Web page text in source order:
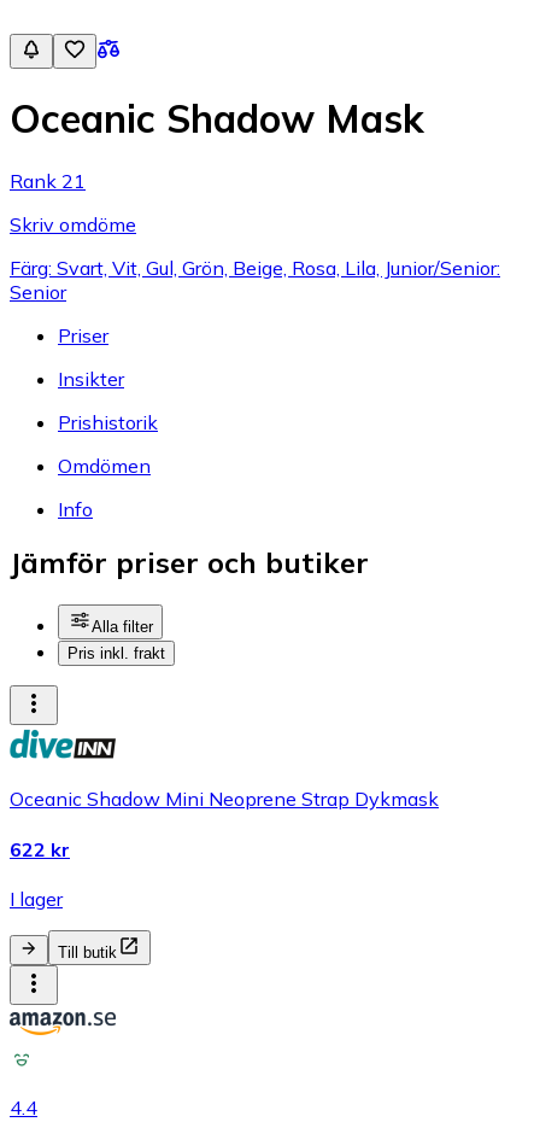
Oceanic Shadow Mask
Rank 21
Skriv omdöme
Färg: Svart, Vit, Gul, Grön, Beige, Rosa, Lila, Junior/Senior:
Senior
Priser
Insikter
Prishistorik
Omdömen
Info
Jämför priser och butiker
Alla filter
Pris inkl. frakt
Oceanic Shadow Mini Neoprene Strap Dykmask
622 kr
I lager
Till butik
4.4